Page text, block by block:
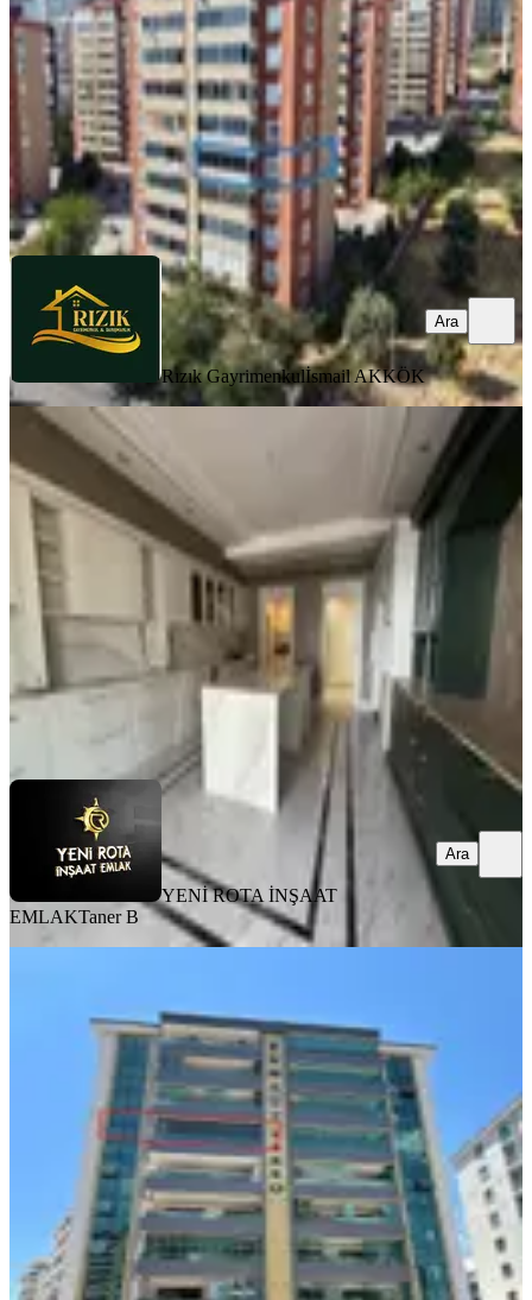
4+1· 175 m²· 4. Kat· 31.07.2026
5.685.000 ₺
Rızık Gayrimenkulİsmail AKKÖK
Ara
Rızık Gayrimenkulİsmail AKKÖK
Ara
SIFIR BİNA
Ultra Lüks Özel Yapım 5+1 Satılık
Sıfır Daire
Onikişubat, Cumhuriyet Mahallesi
5+1·360 m²·5. Kat·31.07.2026
21.750.000 ₺ 23.000.000 ₺
YENİ ROTA İNŞAAT EMLAK
YENİ ROTA İNŞAAT
EMLAKTaner B
Ara
Oturuma Hazır Lüks Daire
Onikişubat, Tekerek Mahallesi
4+1 ·185 m²·5. Kat· 31.07.2026
5.750.000 ₺
NOVA EMLAKYAKUP KARA
Ara